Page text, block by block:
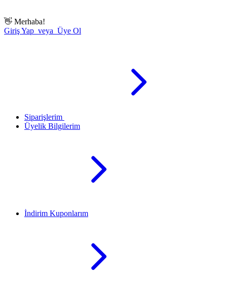
👋 Merhaba!
Giriş Yap veya Üye Ol
Siparişlerim
Üyelik Bilgilerim
İndirim Kuponlarım